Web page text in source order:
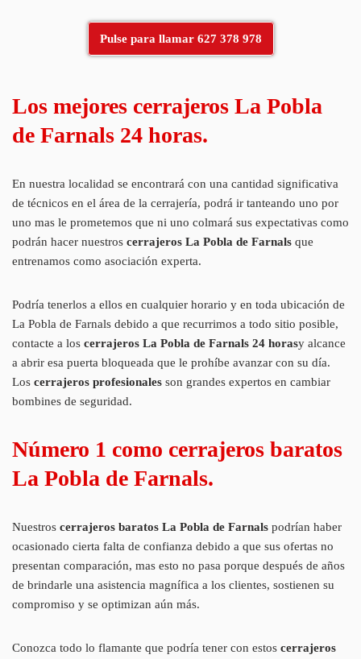
Pulse para llamar 627 378 978
Los mejores cerrajeros La Pobla
de Farnals 24 horas.
En nuestra localidad se encontrará con una cantidad significativa
de técnicos en el área de la cerrajería, podrá ir tanteando uno por
uno mas le prometemos que ni uno colmará sus expectativas como
podrán hacer nuestros cerrajeros La Pobla de Farnals que
entrenamos como asociación experta.
Podría tenerlos a ellos en cualquier horario y en toda ubicación de
La Pobla de Farnals debido a que recurrimos a todo sitio posible,
contacte a los cerrajeros La Pobla de Farnals 24 horasy alcance
a abrir esa puerta bloqueada que le prohíbe avanzar con su día.
Los cerrajeros profesionales son grandes expertos en cambiar
bombines de seguridad.
Número 1 como cerrajeros baratos
La Pobla de Farnals.
Nuestros cerrajeros baratos La Pobla de Farnals podrían haber
ocasionado cierta falta de confianza debido a que sus ofertas no
presentan comparación, mas esto no pasa porque después de años
de brindarle una asistencia magnífica a los clientes, sostienen su
compromiso y se optimizan aún más.
Conozca todo lo flamante que podría tener con estos cerrajeros